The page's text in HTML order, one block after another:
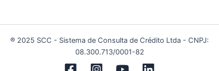
® 2025 SCC - Sistema de Consulta de Crédito Ltda - CNPJ:
08.300.713/0001-82